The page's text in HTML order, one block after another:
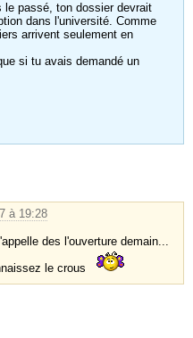
le passé, ton dossier devrait
dans l'université. Comme
arrivent seulement en
si tu avais demandé un
à 19:28
des l'ouverture demain...
le crous